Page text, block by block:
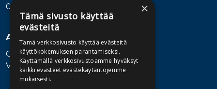
00580 Helsinki
Asiakaspalvelu
Ota yhteyttä
Vaihde: 010 345100
×
Tämä sivusto käyttää
evästeitä
Tämä verkkosivusto käyttää evästeitä
käyttökokemuksen parantamiseksi.
Käyttämällä verkkosivustoamme hyväksyt
kaikki evästeet evästekäytäntöjemme
mukaisesti.